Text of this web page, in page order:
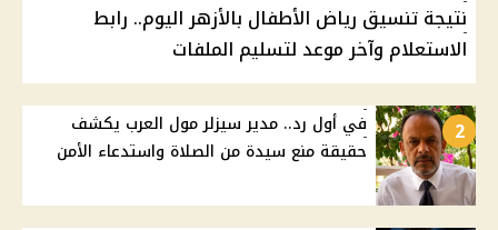
نتيجة تنسيق رياض الأطفال بالأزهر اليوم.. رابط
الاستعلام وآخر موعد لتسليم الملفات
2
في أول رد.. مدير سيزلر مول العرب يكشف
حقيقة منع سيدة من الصلاة واستدعاء الأمن